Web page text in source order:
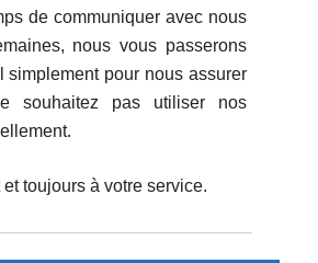
de communiquer avec nous
nous vous passerons
simplement pour nous assurer
souhaitez pas utiliser nos
toujours à votre service.